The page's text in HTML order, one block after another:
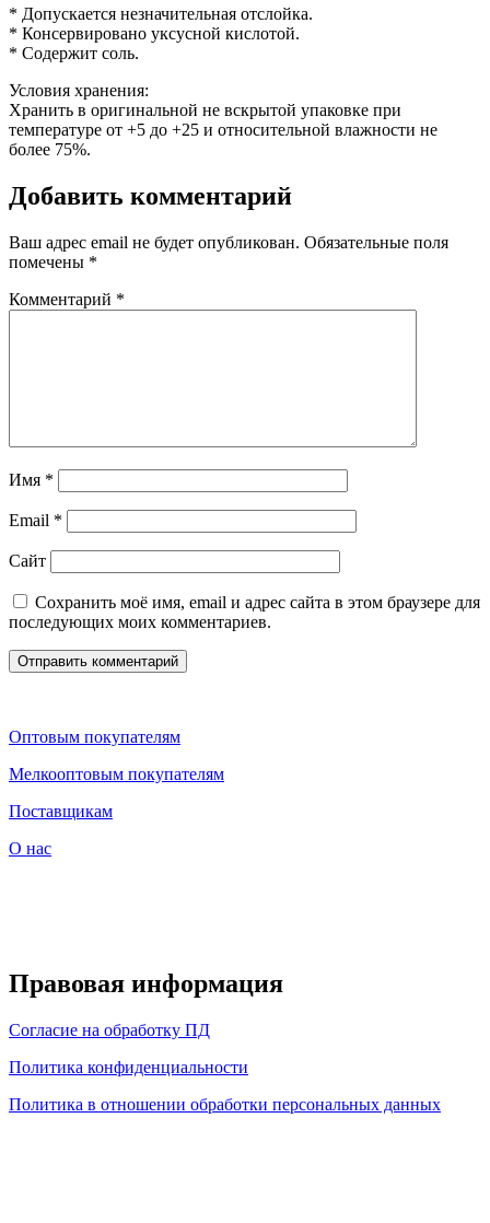
* Допускается незначительная отслойка.
* Консервировано уксусной кислотой.
* Содержит соль.
Условия хранения:
Хранить в оригинальной не вскрытой упаковке при
температуре от +5 до +25 и относительной влажности не
более 75%.
Добавить комментарий
Ваш адрес email не будет опубликован. Обязательные поля
помечены *
Комментарий *
Имя *
Email *
Сайт
Сохранить моё имя, email и адрес сайта в этом браузере для
последующих моих комментариев.
Оптовым покупателям
Мелкооптовым покупателям
Поставщикам
О нас
Правовая информация
Согласие на обработку ПД
Политика конфиденциальности
Политика в отношении обработки персональных данных